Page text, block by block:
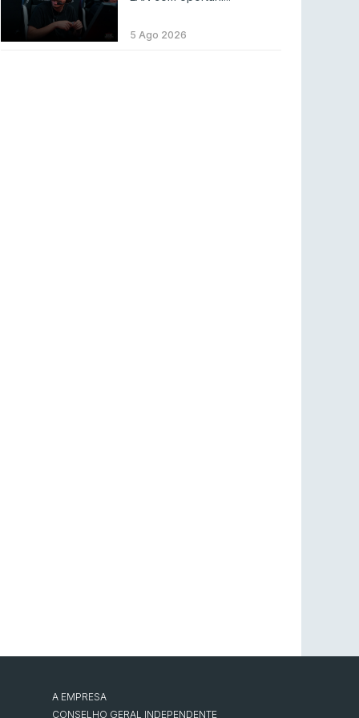
MOUZ surpreende Spirit para vencer BLAST
Bounty
5 Ago 2026
A EMPRESA
CONSELHO GERAL INDEPENDENTE